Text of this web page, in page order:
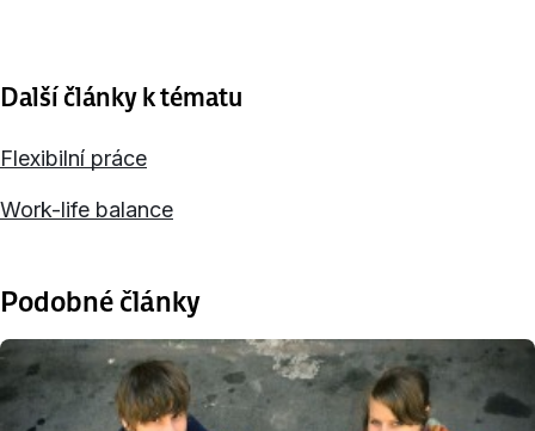
Další články k tématu
Flexibilní práce
Work-life balance
Podobné články